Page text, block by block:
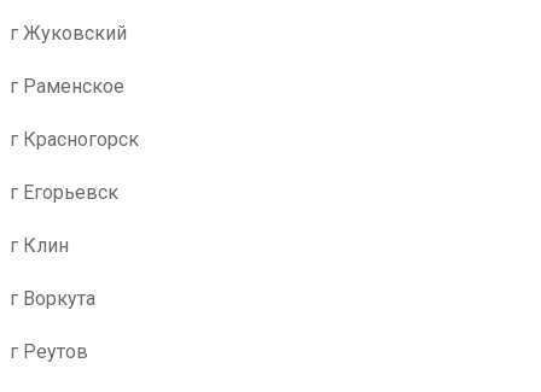
г Жуковский
г Раменское
г Красногорск
г Егорьевск
г Клин
г Воркута
г Реутов